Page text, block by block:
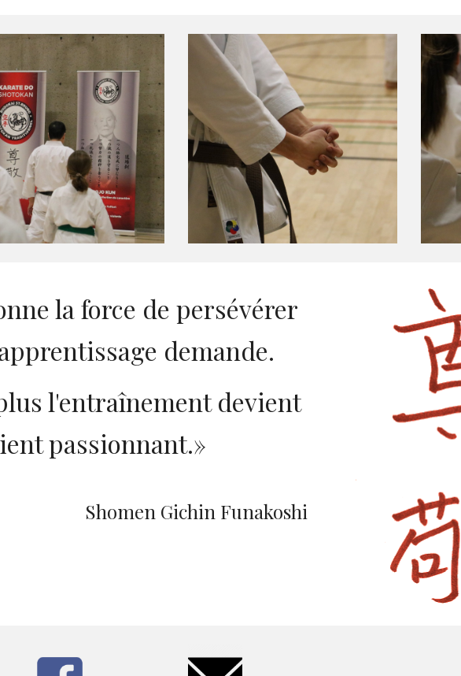
la force de persévérer
demande.
l'entraînement devient
passionnant.»
Shomen Gichin Funakoshi